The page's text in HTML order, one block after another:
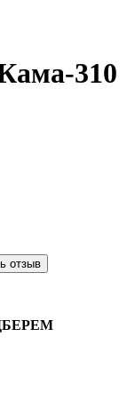
310
отзыв